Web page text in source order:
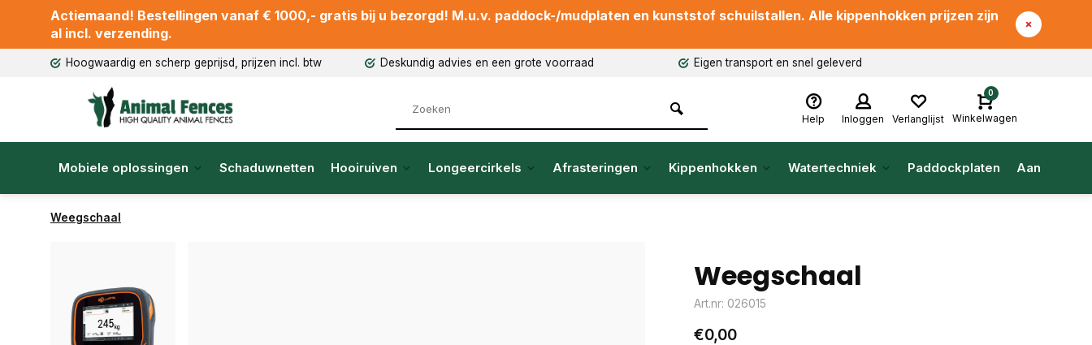
Actiemaand! Bestellingen vanaf € 1000,- gratis bij u bezorgd! M.u.v. paddock-/mudplaten en kunststof schuilstallen. Alle kippenhokken prijzen zijn
al incl. verzending.
Hoogwaardig en scherp geprijsd, prijzen incl. btw Deskundig advies en een grote voorraad Eigen transport en snel geleverd
Help Inloggen Verlanglijst
0
Winkelwagen
Mobiele oplossingen Schaduwnetten Hooiruiven Longeercirkels Afrasteringen Kippenhokken Watertechniek Paddockplaten
Weegschaal
Weegschaal
Art.nr: 026015
€0,00